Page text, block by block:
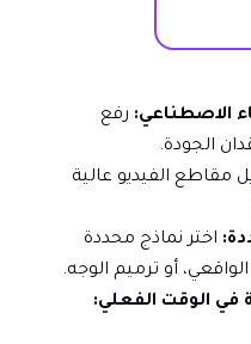
رفع
مقاطع الفيديو عالية
اختر نماذج محددة
أو ترميم الوجه.
الوقت الفعلي: